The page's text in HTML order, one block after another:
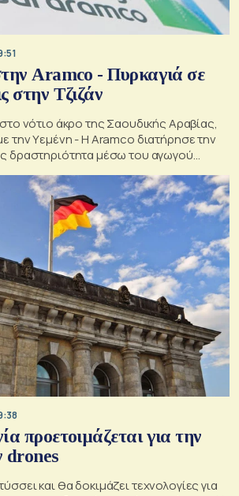
Aramco - Πυρκαγιά σε
εγκαταστάσεις στην Τζιζάν
νότιο άκρο της Σαουδικής Αραβίας,
την Υεμένη - Η Aramco διατήρησε την
δραστηριότητα μέσω του αγωγού
προετοιμάζεται για την
drones
και θα δοκιμάζει τεχνολογίες για